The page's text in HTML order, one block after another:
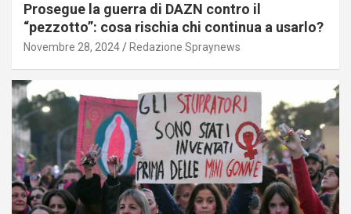
Prosegue la guerra di DAZN contro il
“pezzotto”: cosa rischia chi continua a usarlo?
Novembre 28, 2024 Redazione Spraynews